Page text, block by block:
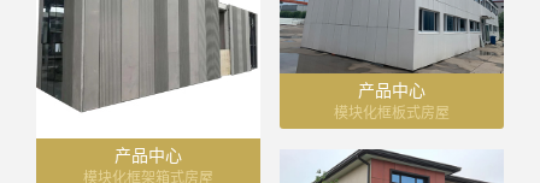
产品中心
模块化框架箱式房屋
产品中心
模块化框板式房屋